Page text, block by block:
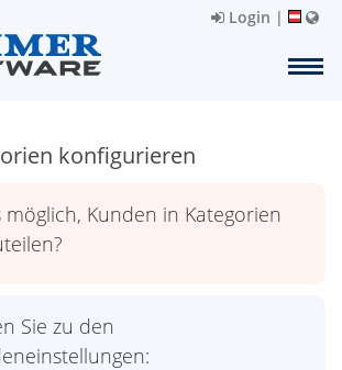
Login |
konfigurieren
möglich, Kunden in Kategorien
Sie zu den